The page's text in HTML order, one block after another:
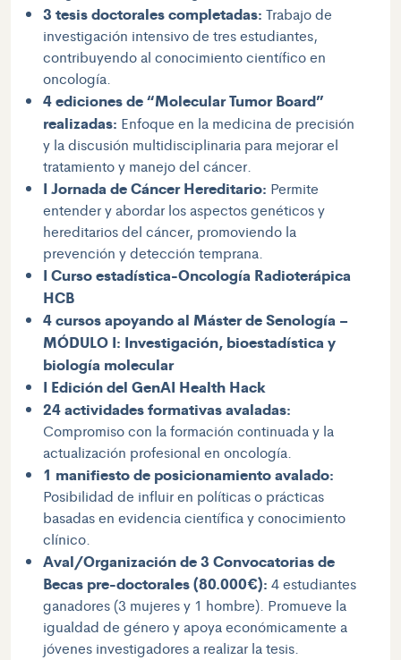
3 tesis doctorales completadas: Trabajo de
investigación intensivo de tres estudiantes,
contribuyendo al conocimiento científico en
oncología.
4 ediciones de “Molecular Tumor Board”
realizadas: Enfoque en la medicina de precisión
y la discusión multidisciplinaria para mejorar el
tratamiento y manejo del cáncer.
I Jornada de Cáncer Hereditario: Permite
entender y abordar los aspectos genéticos y
hereditarios del cáncer, promoviendo la
prevención y detección temprana.
I Curso estadística-Oncología Radioterápica
HCB
4 cursos apoyando al Máster de Senología –
MÓDULO I: Investigación, bioestadística y
biología molecular
I Edición del GenAI Health Hack
24 actividades formativas avaladas:
Compromiso con la formación continuada y la
actualización profesional en oncología.
1 manifiesto de posicionamiento avalado:
Posibilidad de influir en políticas o prácticas
basadas en evidencia científica y conocimiento
clínico.
Aval/Organización de 3 Convocatorias de
Becas pre-doctorales (80.000€): 4 estudiantes
ganadores (3 mujeres y 1 hombre). Promueve la
igualdad de género y apoya económicamente a
jóvenes investigadores a realizar la tesis.